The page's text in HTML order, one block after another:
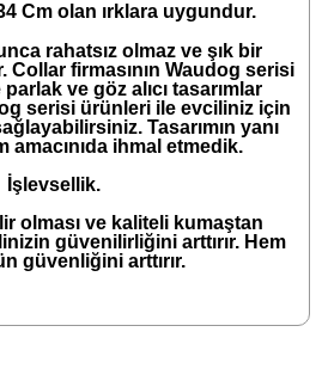
Cm olan ırklara uygundur.
rahatsız olmaz ve şık bir
firmasının Waudog serisi
ve göz alıcı tasarımlar
serisi ürünleri ile evciliniz için
Tasarımın yanı
amacınıda ihmal etmedik.
İşlevsellik.
olması ve kaliteli kumaştan
güvenilirliğini arttırır. Hem
güvenliğini arttırır.